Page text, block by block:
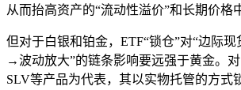
从而抬高资产的“流动性溢价”和长期价格
但对于白银和铂金，ETF“锁仓”对“边际
→波动放大”的链条影响要远强于黄金。对
SLV等产品为代表，其以实物托管的方式